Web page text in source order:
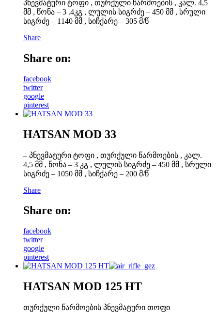
პნევმატური ტოფი , თურქული წარმოების , კალ. 4,5
მმ , წონა – 3 .4კგ , ლულის სიგრძე – 450 მმ , სრული
სიგრძე – 1140 მმ , სიჩქარე – 305 მ/წ
Share
Share on:
facebook
twitter
google
pinterest
HATSAN MOD 33
– პნევმატური ტოფი , თურქული წარმოების , კალ.
4,5 მმ , წონა – 3 კგ , ლულის სიგრძე – 450 მმ , სრული
სიგრძე – 1050 მმ , სიჩქარე – 200 მ/წ
Share
Share on:
facebook
twitter
google
pinterest
HATSAN MOD 125 HT
თურქული წარმოების პნევმატური თოფი